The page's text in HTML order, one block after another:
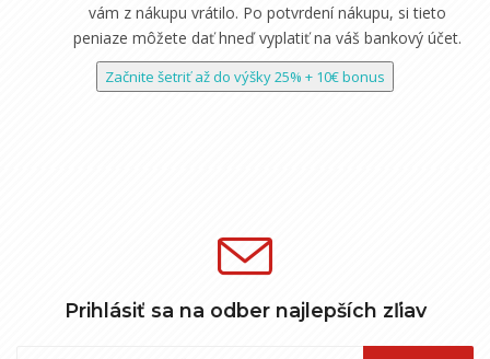
vám z nákupu vrátilo. Po potvrdení nákupu, si tieto
peniaze môžete dať hneď vyplatiť na váš bankový účet.
Začnite šetriť až do výšky 25% + 10€ bonus
Prihlásiť sa na odber najlepších zľiav